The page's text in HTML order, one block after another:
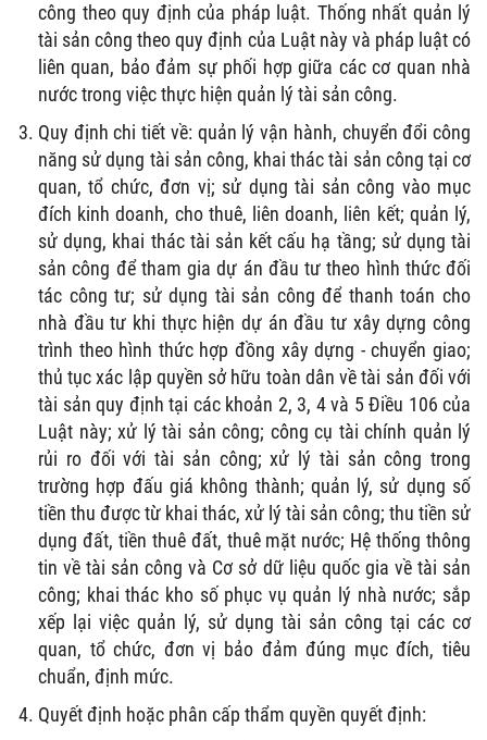
công theo quy định của pháp luật. Thống nhất quản lý
tài sản công theo quy định của Luật này và pháp luật có
liên quan, bảo đảm sự phối hợp giữa các cơ quan nhà
nước trong việc thực hiện quản lý tài sản công.
Quy định chi tiết về: quản lý vận hành, chuyển đổi công
năng sử dụng tài sản công, khai thác tài sản công tại cơ
quan, tổ chức, đơn vị; sử dụng tài sản công vào mục
đích kinh doanh, cho thuê, liên doanh, liên kết; quản lý,
sử dụng, khai thác tài sản kết cấu hạ tầng; sử dụng tài
sản công để tham gia dự án đầu tư theo hình thức đối
tác công tư; sử dụng tài sản công để thanh toán cho
nhà đầu tư khi thực hiện dự án đầu tư xây dựng công
trình theo hình thức hợp đồng xây dựng - chuyển giao;
thủ tục xác lập quyền sở hữu toàn dân về tài sản đối với
tài sản quy định tại các khoản 2, 3, 4 và 5 Điều 106 của
Luật này; xử lý tài sản công; công cụ tài chính quản lý
rủi ro đối với tài sản công; xử lý tài sản công trong
trường hợp đấu giá không thành; quản lý, sử dụng số
tiền thu được từ khai thác, xử lý tài sản công; thu tiền sử
dụng đất, tiền thuê đất, thuê mặt nước; Hệ thống thông
tin về tài sản công và Cơ sở dữ liệu quốc gia về tài sản
công; khai thác kho số phục vụ quản lý nhà nước; sắp
xếp lại việc quản lý, sử dụng tài sản công tại các cơ
quan, tổ chức, đơn vị bảo đảm đúng mục đích, tiêu
chuẩn, định mức.
Quyết định hoặc phân cấp thẩm quyền quyết định: